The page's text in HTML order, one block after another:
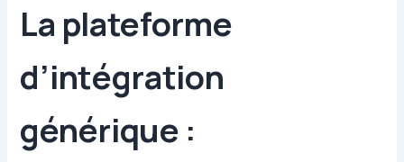
La plateforme
d’intégration
générique :